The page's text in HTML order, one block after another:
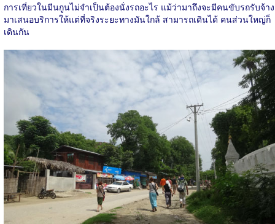
การเที่ยวในมีนกูนไม่จำเป็นต้องนั่งรถอะไร แม้ว่ามาถึงจะมีคนขับรถรับจ้าง
มาเสนอบริการให้แต่ที่จริงระยะทางมันใกล้ สามารถเดินได้ คนส่วนใหญ่ก็
เดินกัน